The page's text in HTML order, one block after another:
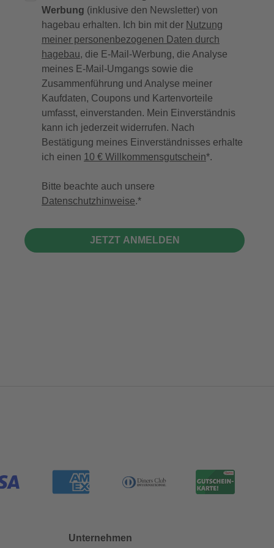
Werbung (inklusive den Newsletter) von
hagebau erhalten. Ich bin mit der Nutzung
meiner personenbezogenen Daten durch
hagebau, die E-Mail-Werbung, die Analyse
meines E-Mail-Umgangs sowie die
Zusammenführung und Analyse meiner
Kaufdaten, Coupons und Kartenvorteile
umfasst, einverstanden. Mein Einverständnis
kann ich jederzeit widerrufen. Nach
Bestätigung meines Einverständnisses erhalte
ich einen 10 € Willkommensgutschein*.
Bitte beachte auch unsere
Datenschutzhinweise.
JETZT ANMELDEN
Unternehmen